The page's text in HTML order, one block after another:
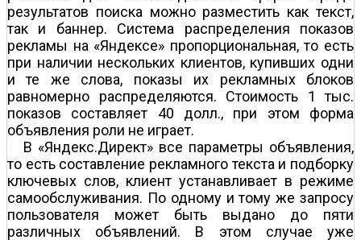
результатов поиска можно разместить как текст,
так и баннер. Система распределения показов
рекламы на «Яндексе» пропорциональная, то есть
при наличии нескольких клиентов, купивших одни
и те же слова, показы их рекламных блоков
равномерно распределяются. Стоимость 1 тыс.
показов составляет 40 долл., при этом форма
объявления роли не играет.
В «Яндекс.Директ» все параметры объявления,
то есть составление рекламного текста и подборку
ключевых слов, клиент устанавливает в режиме
самообслуживания. По одному и тому же запросу
пользователя может быть выдано до пяти
различных объявлений. В этом случае уже